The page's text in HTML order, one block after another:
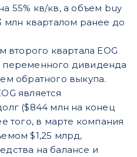
55% кв/кв, а объем buy
млн кварталом ранее до
второго квартала EOG
переменного дивиденда
обратного выкупа.
является
($844 млн на конец
того, в марте компания
$1,25 млрд,
на балансе и